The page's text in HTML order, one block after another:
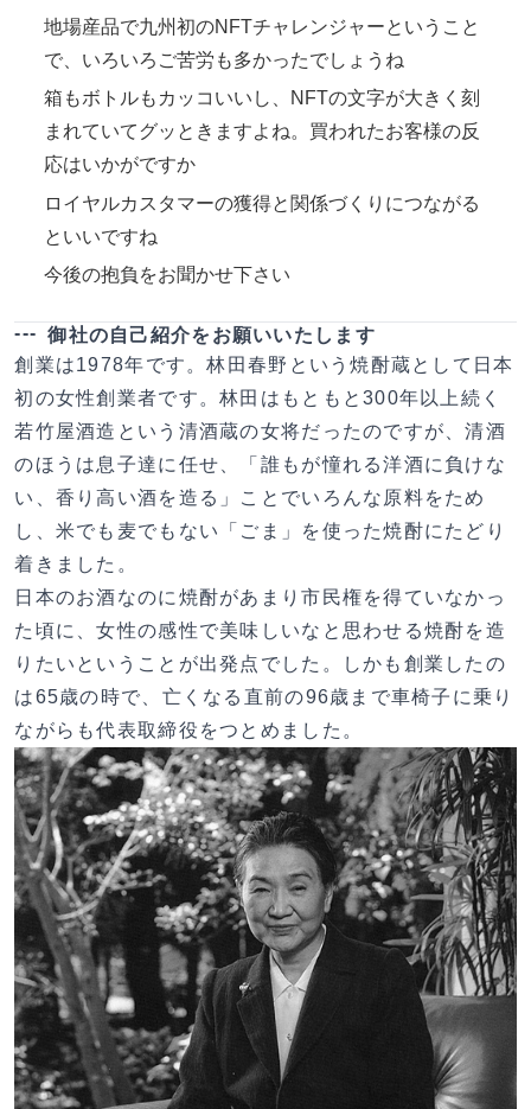
地場産品で九州初のNFTチャレンジャーということ
で、いろいろご苦労も多かったでしょうね
箱もボトルもカッコいいし、NFTの文字が大きく刻
まれていてグッときますよね。買われたお客様の反
応はいかがですか
ロイヤルカスタマーの獲得と関係づくりにつながる
といいですね
今後の抱負をお聞かせ下さい
御社の自己紹介をお願いいたします
創業は1978年です。林田春野という焼酎蔵として日本
初の女性創業者です。林田はもともと300年以上続く
若竹屋酒造という清酒蔵の女将だったのですが、清酒
のほうは息子達に任せ、「誰もが憧れる洋酒に負けな
い、香り高い酒を造る」ことでいろんな原料をため
し、米でも麦でもない「ごま」を使った焼酎にたどり
着きました。
日本のお酒なのに焼酎があまり市民権を得ていなかっ
た頃に、女性の感性で美味しいなと思わせる焼酎を造
りたいということが出発点でした。しかも創業したの
は65歳の時で、亡くなる直前の96歳まで車椅子に乗り
ながらも代表取締役をつとめました。